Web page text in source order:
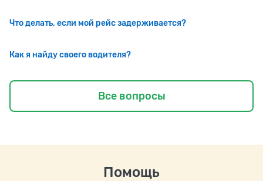
Что делать, если мой рейс задерживается?
Как я найду своего водителя?
Все вопросы
Помощь